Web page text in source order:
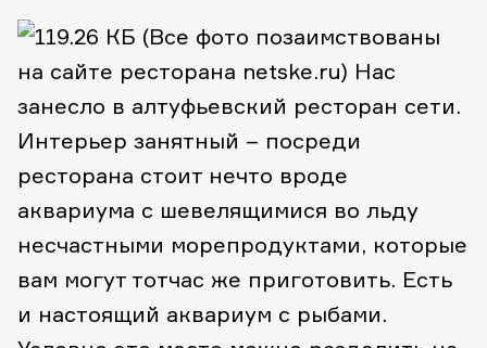
(Все фото позаимствованы
на сайте ресторана netske.ru) Нас
занесло в алтуфьевский ресторан сети.
Интерьер занятный – посреди
ресторана стоит нечто вроде
аквариума с шевелящимися во льду
несчастными морепродуктами, которые
вам могут тотчас же приготовить. Есть
и настоящий аквариум с рыбами.